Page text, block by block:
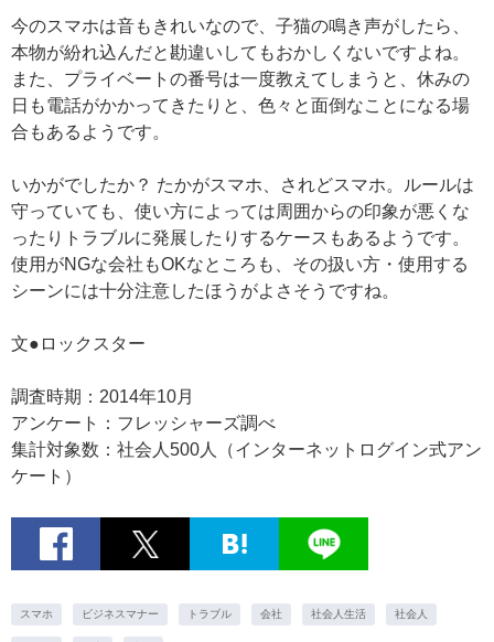
今のスマホは音もきれいなので、子猫の鳴き声がしたら、
本物が紛れ込んだと勘違いしてもおかしくないですよね。
また、プライベートの番号は一度教えてしまうと、休みの
日も電話がかかってきたりと、色々と面倒なことになる場
合もあるようです。
いかがでしたか？ たかがスマホ、されどスマホ。ルールは
守っていても、使い方によっては周囲からの印象が悪くな
ったりトラブルに発展したりするケースもあるようです。
使用がNGな会社もOKなところも、その扱い方・使用する
シーンには十分注意したほうがよさそうですね。
文●ロックスター
調査時期：2014年10月
アンケート：フレッシャーズ調べ
集計対象数：社会人500人（インターネットログイン式アン
ケート）
スマホ ビジネスマナー トラブル 会社 社会人生活 社会人